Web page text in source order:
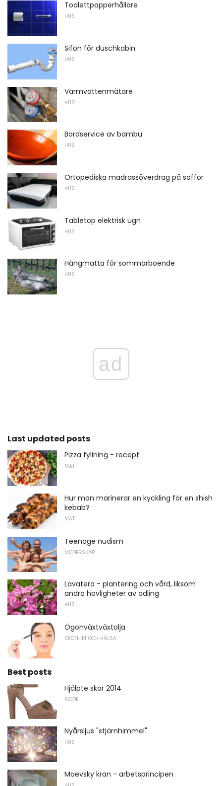
Toalettpapperhållare
HUS
Sifon för duschkabin
HUS
Varmvattenmätare
HUS
Bordservice av bambu
HUS
Ortopediska madrassöverdrag på soffor
HUS
Tabletop elektrisk ugn
HUS
Hängmatta för sommarboende
HUS
ad
Last updated posts
Pizza fyllning - recept
MAT
Hur man marinerar en kyckling för en shish
kebab?
MAT
Teenage nudism
MODERSKAP
Lavatera - plantering och vård, liksom
andra hovligheter av odling
HUS
Ögonväxtväxtolja
SKÖNHET OCH HÄLSA
Best posts
Hjälpte skor 2014
MODE
Nyårsljus "stjärnhimmel"
HUS
Maevsky kran - arbetsprincipen